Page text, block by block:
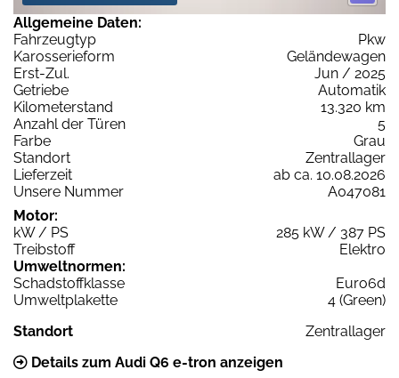
Allgemeine Daten:
Fahrzeugtyp
Pkw
Karosserieform
Geländewagen
Erst-Zul.
Jun / 2025
Getriebe
Automatik
Kilometerstand
13.320 km
Anzahl der Türen
5
Farbe
Grau
Standort
Zentrallager
Lieferzeit
ab ca. 10.08.2026
Unsere Nummer
A047081
Motor:
kW / PS
285 kW / 387 PS
Treibstoff
Elektro
Umweltnormen:
Schadstoffklasse
Euro6d
Umweltplakette
4 (Green)
Standort
Zentrallager
Details zum Audi Q6 e-tron anzeigen